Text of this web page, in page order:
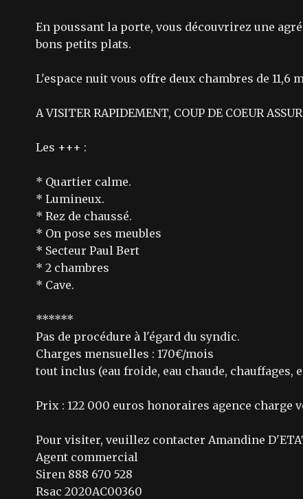
En poussant la porte, vous découvrirez une
bons petits plats.
L'espace nuit vous offre deux chambres de 11,6
A VISITER RAPIDEMENT, COUP DE COEUR
Les +++ :
* Quartier calme.
* Lumineux.
* Rez de chaussé.
* On pose ses meubles
* Secteur Paul Bert
* 2 chambres
* Cave.
******
Pas de procédure à l'égard du syndic.
Charges mensuelles : 170€/mois
tout inclus (eau froide, eau chaude,
Prix : 122 000 euros honoraires agence charge
Pour visiter, veuillez contacter Amandine
Agent commercial
Siren 888 670 528
Rsac 2020AC00360